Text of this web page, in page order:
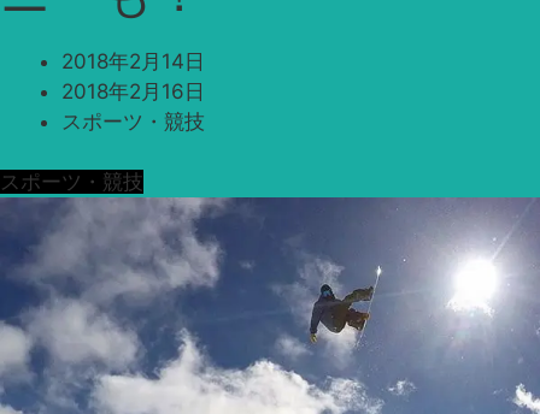
2018年2月14日
2018年2月16日
スポーツ・競技
スポーツ・競技